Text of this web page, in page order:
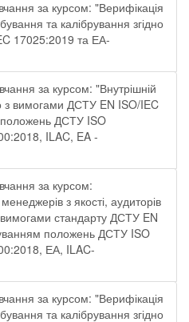
за курсом: "Верифікація
та калібрування згідно
17025:2019 та ЕА-
за курсом: "Внутрішній
з вимогами ДСТУ EN ISO/IEC
ДСТУ ISO
ILAC, EA -
за курсом:
з якості, аудиторів
вимогами стандарту ДСТУ EN
положень ДСТУ ISO
ЕА, ILAC-
за курсом: "Верифікація
та калібрування згідно